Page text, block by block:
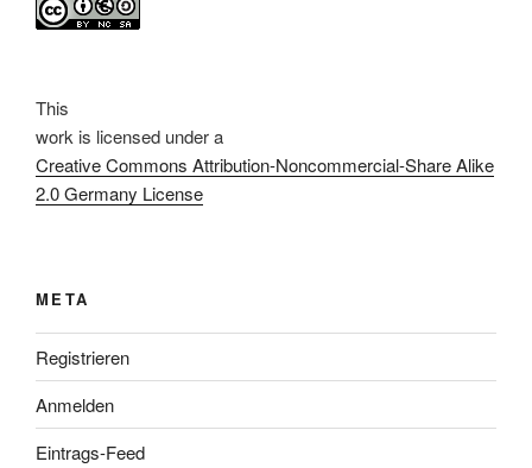
This
work is licensed under a
Creative Commons Attribution-Noncommercial-Share Alike
2.0 Germany License
META
Registrieren
Anmelden
Eintrags-Feed